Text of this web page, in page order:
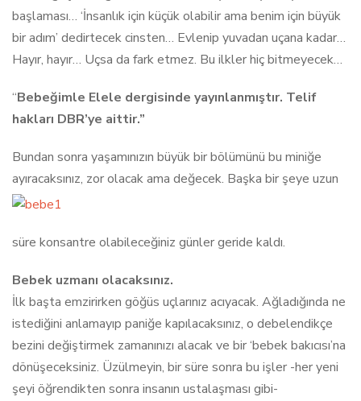
başlaması… ‘İnsanlık için küçük olabilir ama benim için büyük
bir adım’ dedirtecek cinsten… Evlenip yuvadan uçana kadar…
Hayır, hayır… Uçsa da fark etmez. Bu ilkler hiç bitmeyecek…
“Bebeğimle Elele dergisinde yayınlanmıştır. Telif
hakları DBR’ye aittir.”
Bundan sonra yaşamınızın büyük bir bölümünü bu miniğe
ayıracaksınız, zor olacak ama değecek. Başka bir şeye uzun
süre konsantre olabileceğiniz günler geride kaldı.
Bebek uzmanı olacaksınız.
İlk başta emzirirken göğüs uçlarınız acıyacak. Ağladığında ne
istediğini anlamayıp paniğe kapılacaksınız, o debelendikçe
bezini değiştirmek zamanınızı alacak ve bir ‘bebek bakıcısı’na
dönüşeceksiniz. Üzülmeyin, bir süre sonra bu işler -her yeni
şeyi öğrendikten sonra insanın ustalaşması gibi-